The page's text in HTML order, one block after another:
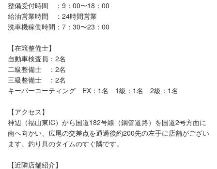
整備受付時間　：9：00〜18：00
給油営業時間　：24時間営業
洗車機稼働時間：7：30〜23：00
【在籍整備士】
自動車検査員：2名
二級整備士　：2名
三級整備士　：2名
キーパーコーティング　EX：1名　1級：1名　2級：1名
【アクセス】
神辺（福山東IC）から国道182号線（鋼管道路）を国道2号方面に
南へ向かい、広尾の交差点を通過後約200先の左手に店舗がござい
ます。釣り具のタイムのすぐ隣です。
【近隣店舗紹介】